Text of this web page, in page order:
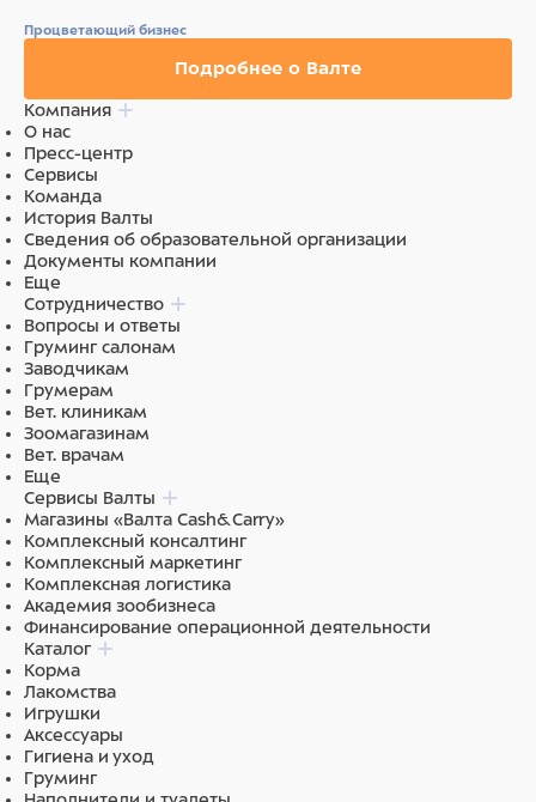
Процветающий бизнес
Подробнее о Валте
Компания
О нас
Пресс-центр
Сервисы
Команда
История Валты
Сведения об образовательной организации
Документы компании
Еще
Сотрудничество
Вопросы и ответы
Груминг салонам
Заводчикам
Грумерам
Вет. клиникам
Зоомагазинам
Вет. врачам
Еще
Сервисы Валты
Магазины «Валта Cash&Carry»
Комплексный консалтинг
Комплексный маркетинг
Комплексная логистика
Академия зообизнеса
Финансирование операционной деятельности
Каталог
Корма
Лакомства
Игрушки
Аксессуары
Гигиена и уход
Груминг